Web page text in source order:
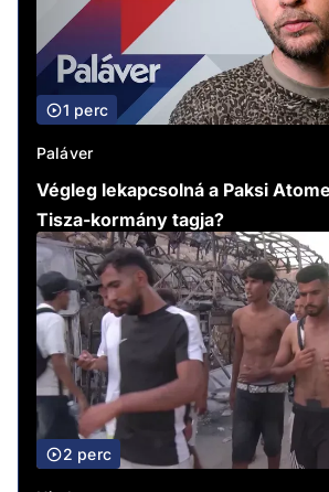
1 perc
Paláver
Végleg lekapcsolná a Paksi
Tisza-kormány tagja?
2 perc